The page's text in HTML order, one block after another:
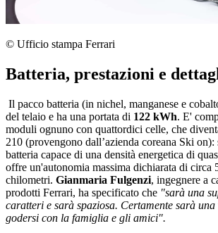
© Ufficio stampa Ferrari
Batteria, prestazioni e
Il pacco batteria (in nichel, manganese e
del telaio e ha una portata di 122 kWh. E'
moduli ognuno con quattordici celle, che
210 (provengono dall’azienda coreana Ski on):
batteria capace di una densità energetica di
offre un'autonomia massima dichiarata di circa
chilometri. Gianmaria Fulgenzi, ingegnere a
prodotti Ferrari, ha specificato che "sarà una
caratteri e sarà spaziosa. Certamente sarà
godersi con la famiglia e gli amici".